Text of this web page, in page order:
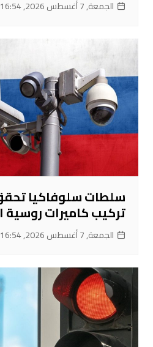
الجمعة, 7 أغسطس 2026, 16:54
سلطات سلوفاكيا
تركيب كاميرات روسية
الجمعة, 7 أغسطس 2026, 16:54